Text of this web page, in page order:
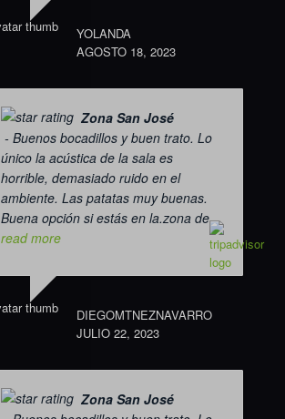
YOLANDA
AGOSTO 18, 2023
Zona San José
- Buenos bocadillos y buen trato. Lo
único la acústica de la sala es
horrible, demasiado ruido en el
ambiente. Las patatas muy buenas.
Buena opción si estás en la.zona de...
read more
DIEGOMTNEZNAVARRO
JULIO 22, 2023
Zona San José